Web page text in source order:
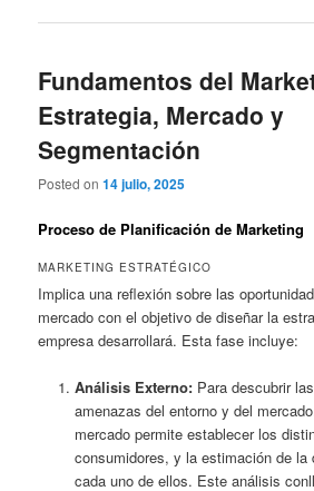
Fundamentos del
Estrategia, Mercado y
Segmentación
Posted on14 julio, 2025
Proceso de Planificación de Marketing
MARKETING ESTRATÉGICO
Implica una reflexión sobre las
mercado con el objetivo de diseñar la
empresa desarrollará. Esta fase incluye:
Análisis Externo:Para descubrir
amenazas del entorno y del
mercado permite establecer los
consumidores, y la estimación de la
cada uno de ellos. Este análisis